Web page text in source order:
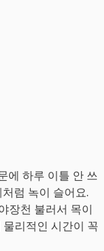
에 하루 이틀 안 쓰
럼 녹이 슬어요.
장천 불러서 목이
리적인 시간이 꼭